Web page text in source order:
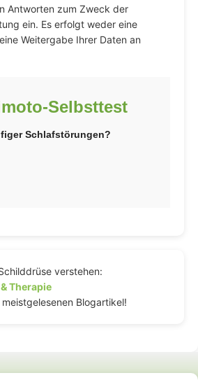
Antworten zum Zweck der
ein. Es erfolgt weder eine
Weitergabe Ihrer Daten an
Selbsttest
Schlafstörungen?
verstehen:
Therapie
Blogartikel!